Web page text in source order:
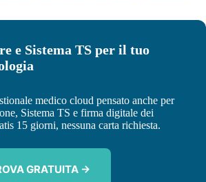
e Sistema TS per il tuo
medico cloud pensato anche per
Sistema TS e firma digitale dei
15 giorni, nessuna carta richiesta.
GRATUITA →